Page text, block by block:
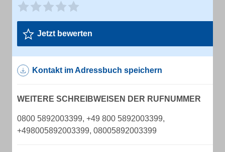
Jetzt bewerten
Kontakt im Adressbuch speichern
WEITERE SCHREIBWEISEN DER RUFNUMMER
0800 5892003399, +49 800 5892003399,
+498005892003399, 08005892003399